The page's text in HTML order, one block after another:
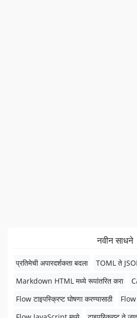
नवीन साधने
प्रतिमेची अपारदर्शकता बदला
TOML ते
Markdown HTML मध्ये रूपांतरित करा
Flow टाइपस्क्रिप्ट घोषणा करण्यासाठी
Flow